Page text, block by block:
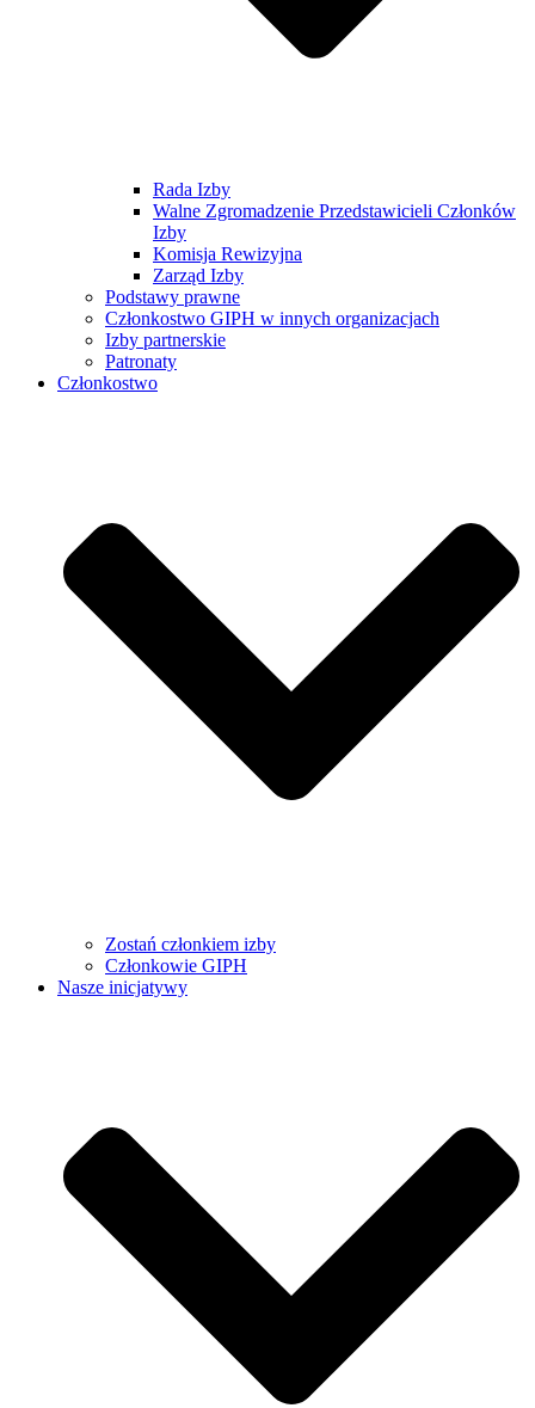
Rada Izby
Walne Zgromadzenie Przedstawicieli Członków
Izby
Komisja Rewizyjna
Zarząd Izby
Podstawy prawne
Członkostwo GIPH w innych organizacjach
Izby partnerskie
Patronaty
Członkostwo
Zostań członkiem izby
Członkowie GIPH
Nasze inicjatywy